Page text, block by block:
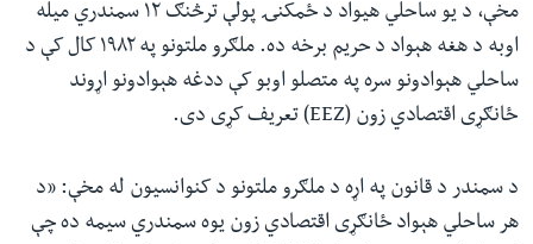
مخې، د یو ساحلي هیواد د ځمکنۍ پولې ترڅنګ ۱۲ سمندري میله
اوبه د هغه هېواد د حریم برخه ده. ملګرو ملتونو په ۱۹۸۲ کال کې د
ساحلي هېوادونو سره په متصلو اوبو کې ددغه هېوادونو اړوند
ځانګړی اقتصادي زون (EEZ) تعریف کړی دی.
د سمندر د قانون په اړه د ملګرو ملتونو د کنوانسیون له مخې: «د
هر ساحلي هېواد ځانګړی اقتصادي زون یوه سمندري سیمه ده چې